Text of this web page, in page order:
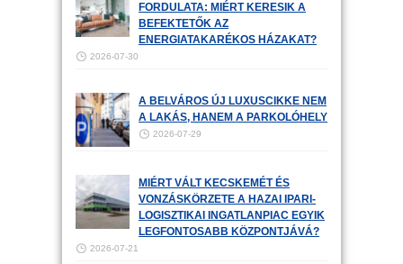
FORDULATA: MIÉRT KERESIK A
BEFEKTETŐK AZ
ENERGIATAKARÉKOS HÁZAKAT?
2026-07-30
A BELVÁROS ÚJ LUXUSCIKKE NEM
A LAKÁS, HANEM A PARKOLÓHELY
2026-07-29
MIÉRT VÁLT KECSKEMÉT ÉS
VONZÁSKÖRZETE A HAZAI IPARI-
LOGISZTIKAI INGATLANPIAC EGYIK
LEGFONTOSABB KÖZPONTJÁVÁ?
2026-07-21